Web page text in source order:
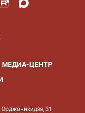
МЕДИА-ЦЕНТР
Орджоникидзе, 31.